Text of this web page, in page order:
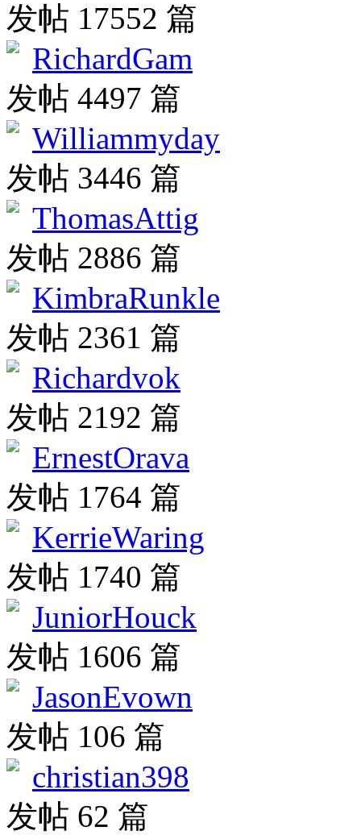
发帖 17552 篇
RichardGam
发帖 4497 篇
Williammyday
发帖 3446 篇
ThomasAttig
发帖 2886 篇
KimbraRunkle
发帖 2361 篇
Richardvok
发帖 2192 篇
ErnestOrava
发帖 1764 篇
KerrieWaring
发帖 1740 篇
JuniorHouck
发帖 1606 篇
JasonEvown
发帖 106 篇
christian398
发帖 62 篇